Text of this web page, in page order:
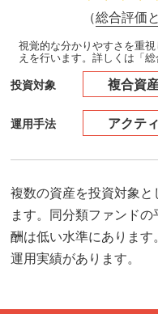
（総合評価
視覚的な分かりやすさを重
えを行います。詳しくは「
投資対象 複合資
運用手法 アクテ
複数の資産を投資対象
ます。同分類ファンド
酬は低い水準にありま
運用実績があります。